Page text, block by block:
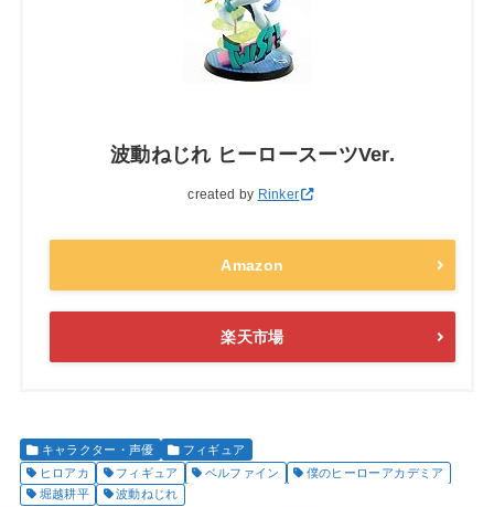
波動ねじれ ヒーロースーツVer.
created by Rinker
Amazon
楽天市場
キャラクター・声優
フィギュア
ヒロアカ
フィギュア ベルファイン
僕のヒーローアカデミア
堀越耕平
波動ねじれ